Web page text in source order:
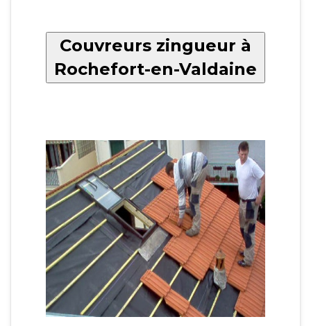
Couvreurs zingueur à
Rochefort-en-Valdaine